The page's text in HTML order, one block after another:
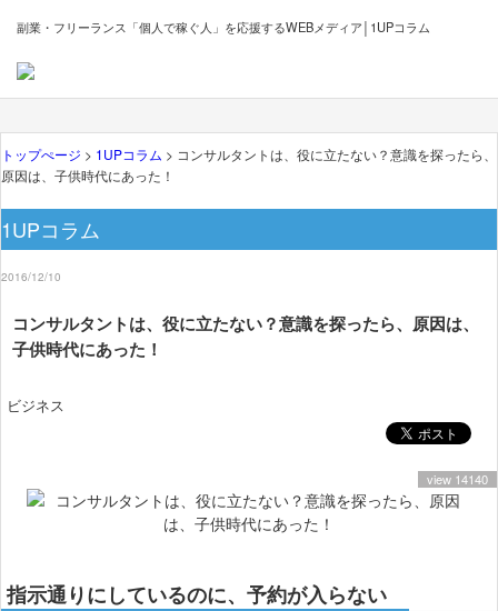
副業・フリーランス「個人で稼ぐ人」を応援するWEBメディア│1UPコラム
トップぺージ > 1UPコラム > コンサルタントは、役に立たない？意識を探ったら、
原因は、子供時代にあった！
1UPコラム
コンサルタントは、役に立たない？意識を探ったら、原因は、
子供時代にあった！
2016/12/10
ビジネス
view 14140
指示通りにしているのに、予約が入らない